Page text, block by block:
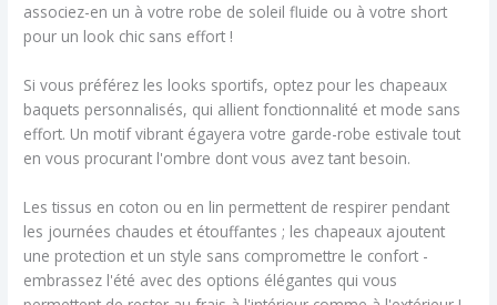
associez-en un à votre robe de soleil fluide ou à votre short
pour un look chic sans effort !
Si vous préférez les looks sportifs, optez pour les chapeaux
baquets personnalisés, qui allient fonctionnalité et mode sans
effort. Un motif vibrant égayera votre garde-robe estivale tout
en vous procurant l'ombre dont vous avez tant besoin.
Les tissus en coton ou en lin permettent de respirer pendant
les journées chaudes et étouffantes ; les chapeaux ajoutent
une protection et un style sans compromettre le confort -
embrassez l'été avec des options élégantes qui vous